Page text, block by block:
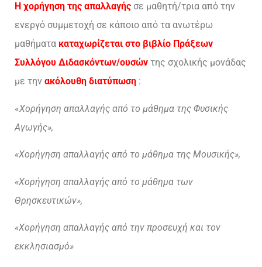
Η χορήγηση της απαλλαγής σε μαθητή/τρια από την
ενεργό συμμετοχή σε κάποιο από τα ανωτέρω
μαθήματα καταχωρίζεται στο βιβλίο Πράξεων
Συλλόγου Διδασκόντων/ουσών της σχολικής μονάδας
με την ακόλουθη διατύπωση :
«Χορήγηση απαλλαγής από το μάθημα της Φυσικής
Αγωγής»,
«Χορήγηση απαλλαγής από το μάθημα της Μουσικής»,
«Χορήγηση απαλλαγής από το μάθημα των
Θρησκευτικών»,
«Χορήγηση απαλλαγής από την προσευχή και τον
εκκλησιασμό»